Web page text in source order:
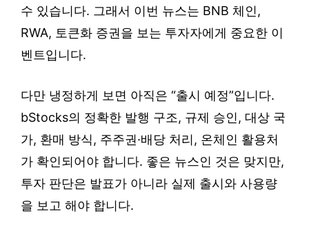
수 있습니다. 그래서 이번 뉴스는 BNB 체인,
RWA, 토큰화 증권을 보는 투자자에게 중요한 이
벤트입니다.
다만 냉정하게 보면 아직은 “출시 예정”입니다.
bStocks의 정확한 발행 구조, 규제 승인, 대상 국
가, 환매 방식, 주주권·배당 처리, 온체인 활용처
가 확인되어야 합니다. 좋은 뉴스인 것은 맞지만,
투자 판단은 발표가 아니라 실제 출시와 사용량
을 보고 해야 합니다.